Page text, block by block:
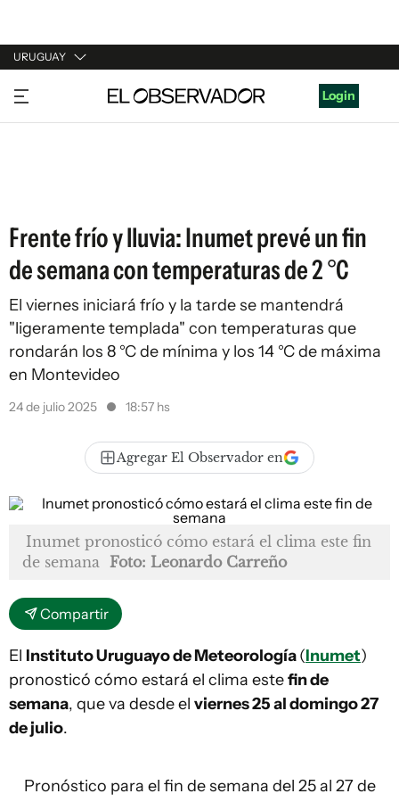
URUGUAY
URUGUAY
ARGENTINA
Login
Frente frío y lluvia: Inumet prevé un fin
de semana con temperaturas de 2 °C
El viernes iniciará frío y la tarde se mantendrá
"ligeramente templada" con temperaturas que
rondarán los 8 °C de mínima y los 14 °C de máxima
en Montevideo
24 de julio 2025 18:57 hs
Agregar El Observador en
Inumet pronosticó cómo estará el clima este fin
de semana Foto: Leonardo Carreño
Compartir
El Instituto Uruguayo de Meteorología(Inumet)
pronosticó cómo estará el clima estefin de
semana, que va desde el viernes 25 al domingo 27
de julio.
Pronóstico para el fin de semana del 25 al 27 de